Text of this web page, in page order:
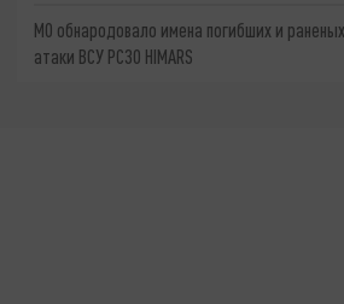
МО обнародовало имена погибших и
атаки ВСУ РСЗО HIMARS